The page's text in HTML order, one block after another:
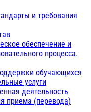
и требования
обеспечение и
процесса.
обучающихся
услуги
деятельность
приема (перевода)